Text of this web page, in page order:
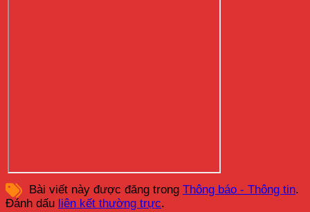
Bài viết này được đăng trong Thông báo - Thông tin.
Đánh dấu liên kết thường trực.